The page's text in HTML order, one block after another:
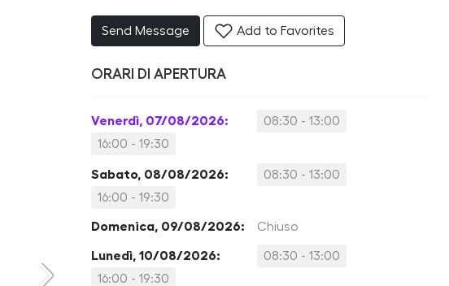
Send Message Add to Favorites
ORARI DI APERTURA
Venerdì, 07/08/2026:
08:30 - 13:00
16:00 - 19:30
Sabato, 08/08/2026:
08:30 - 13:00
16:00 - 19:30
Domenica, 09/08/2026: Chiuso
Lunedì, 10/08/2026:
08:30 - 13:00
16:00 - 19:30